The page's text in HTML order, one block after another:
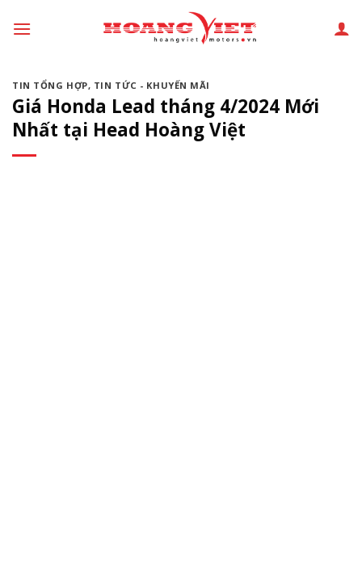
đến
dungTIN TỔNG HỢP, TIN TỨC - KHUYẾN MÃI
Giá Honda Lead tháng 4/2024 Mới
Nhất tại Head Hoàng Việt